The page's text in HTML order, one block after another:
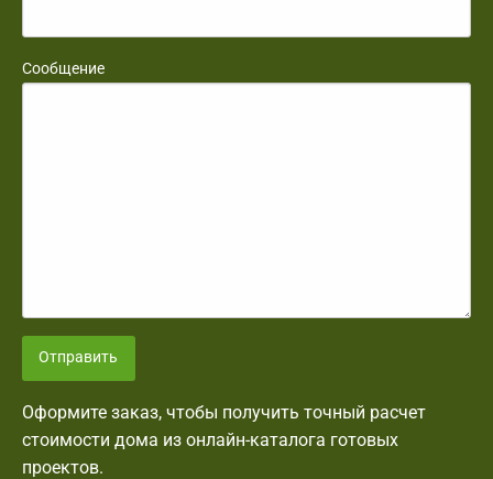
Сообщение
Отправить
Оформите заказ, чтобы получить точный расчет
стоимости дома из онлайн-каталога готовых
проектов.